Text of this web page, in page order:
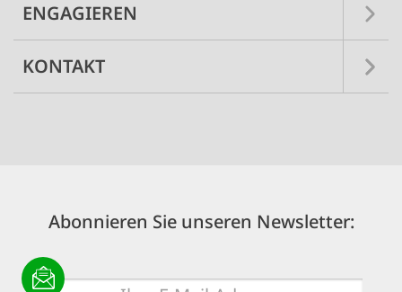
ENGAGIEREN
KONTAKT
Abonnieren Sie unseren Newsletter:
E-